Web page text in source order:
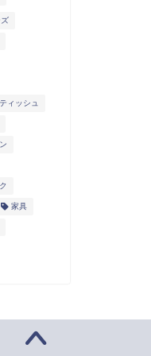
ティッシュ
家具